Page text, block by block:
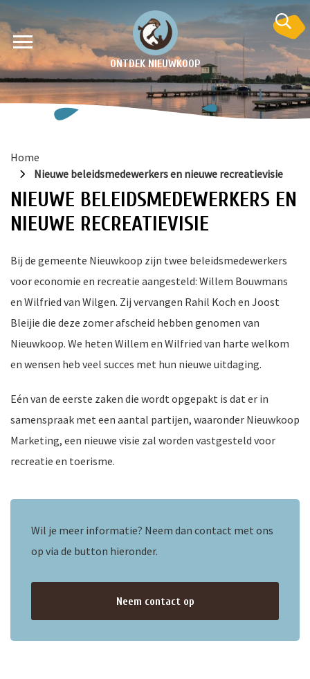
ONTDEK NIEUWKOOP
Home
Nieuwe beleidsmedewerkers en nieuwe recreatievisie
NIEUWE BELEIDSMEDEWERKERS EN
NIEUWE RECREATIEVISIE
Bij de gemeente Nieuwkoop zijn twee beleidsmedewerkers
voor economie en recreatie aangesteld: Willem Bouwmans
en Wilfried van Wilgen. Zij vervangen Rahil Koch en Joost
Bleijie die deze zomer afscheid hebben genomen van
Nieuwkoop. We heten Willem en Wilfried van harte welkom
en wensen heb veel succes met hun nieuwe uitdaging.
Eén van de eerste zaken die wordt opgepakt is dat er in
samenspraak met een aantal partijen, waaronder Nieuwkoop
Marketing, een nieuwe visie zal worden vastgesteld voor
recreatie en toerisme.
Wil je meer informatie? Neem dan contact met ons
op via de button hieronder.
Neem contact op